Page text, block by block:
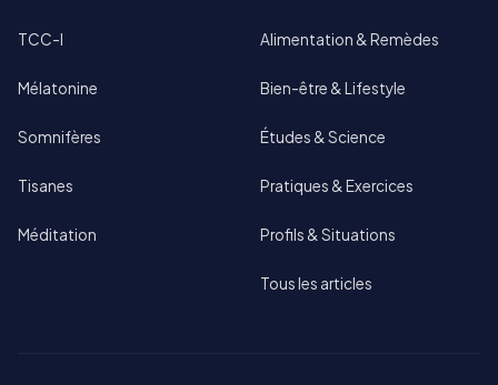
TCC-I
Mélatonine
Somnifères
Tisanes
Méditation
Alimentation & Remèdes
Bien-être & Lifestyle
Études & Science
Pratiques & Exercices
Profils & Situations
Tous les articles